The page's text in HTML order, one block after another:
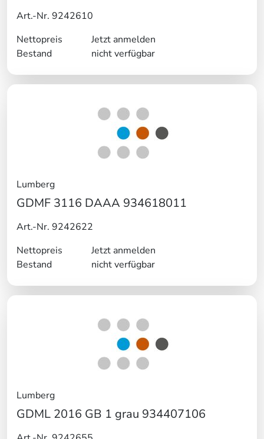
Art.-Nr. 9242610
Nettopreis
Jetzt anmelden
Bestand
nicht verfügbar
Lumberg
GDMF 3116 DAAA 934618011
Art.-Nr. 9242622
Nettopreis
Jetzt anmelden
Bestand
nicht verfügbar
Lumberg
GDML 2016 GB 1 grau 934407106